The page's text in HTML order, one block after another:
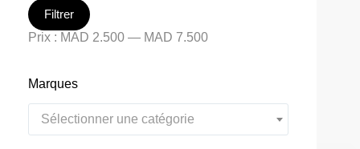
Filtrer
Prix : MAD 2.500 — MAD 7.500
Marques
Sélectionner une catégorie